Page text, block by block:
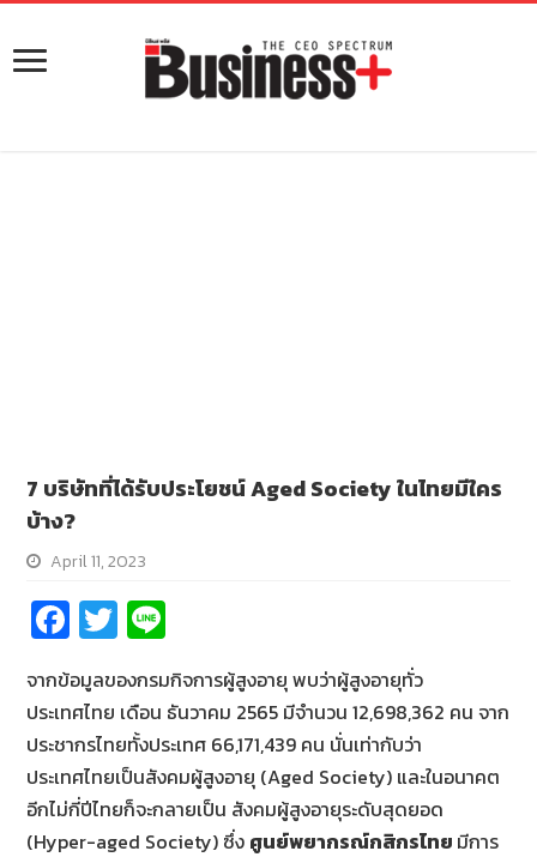
7 บริษัทที่ได้รับประโยชน์ Aged Society ในไทยมีใคร
บ้าง?
April 11, 2023
Fa
ce
b
o
o
k
T
wi
tt
er
n
e
จากข้อมูลของกรมกิจการผู้สูงอายุ พบว่าผู้สูงอายุทั่ว
ประเทศไทย เดือน ธันวาคม 2565 มีจำนวน 12,698,362 คน จาก
ประชากรไทยทั้งประเทศ 66,171,439 คน นั่นเท่ากับว่า
ประเทศไทยเป็นสังคมผู้สูงอายุ (Aged Society) และในอนาคต
อีกไม่กี่ปีไทยก็จะกลายเป็น สังคมผู้สูงอายุระดับสุดยอด
(Hyper-aged Society) ซึ่ง ศูนย์พยากรณ์กสิกรไทย มีการ